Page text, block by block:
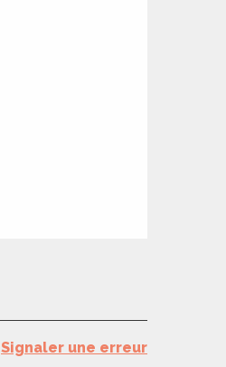
Signaler une erreur